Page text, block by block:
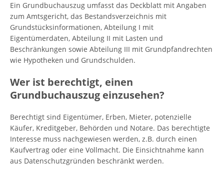
Ein Grundbuchauszug umfasst das Deckblatt mit Angaben
zum Amtsgericht, das Bestandsverzeichnis mit
Grundstücksinformationen, Abteilung I mit
Eigentümerdaten, Abteilung II mit Lasten und
Beschränkungen sowie Abteilung III mit Grundpfandrechten
wie Hypotheken und Grundschulden.
Wer ist berechtigt, einen
Grundbuchauszug einzusehen?
Berechtigt sind Eigentümer, Erben, Mieter, potenzielle
Käufer, Kreditgeber, Behörden und Notare. Das berechtigte
Interesse muss nachgewiesen werden, z.B. durch einen
Kaufvertrag oder eine Vollmacht. Die Einsichtnahme kann
aus Datenschutzgründen beschränkt werden.